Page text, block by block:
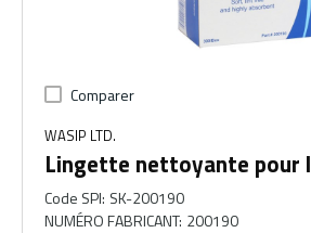
Comparer
WASIP LTD.
Lingette nettoyante pour
Code SPI: SK-200190
NUMÉRO FABRICANT: 200190